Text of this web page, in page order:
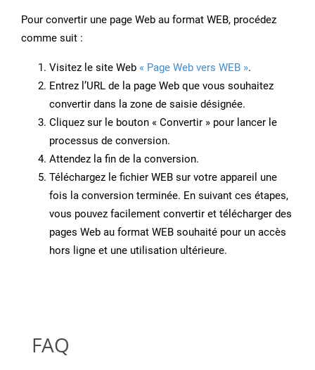
Pour convertir une page Web au format WEB, procédez
comme suit :
Visitez le site Web « Page Web vers WEB ».
Entrez l’URL de la page Web que vous souhaitez
convertir dans la zone de saisie désignée.
Cliquez sur le bouton « Convertir » pour lancer le
processus de conversion.
Attendez la fin de la conversion.
Téléchargez le fichier WEB sur votre appareil une
fois la conversion terminée. En suivant ces étapes,
vous pouvez facilement convertir et télécharger des
pages Web au format WEB souhaité pour un accès
hors ligne et une utilisation ultérieure.
FAQ